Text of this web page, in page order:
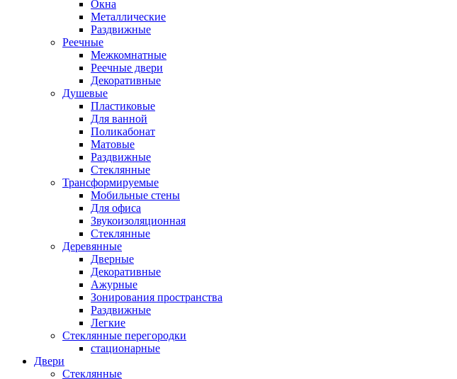
Окна
Металлические
Раздвижные
Реечные
Межкомнатные
Реечные двери
Декоративные
Душевые
Пластиковые
Для ванной
Поликабонат
Матовые
Раздвижные
Стеклянные
Трансформируемые
Мобильные стены
Для офиса
Звукоизоляционная
Стеклянные
Деревянные
Дверные
Декоративные
Ажурные
Зонирования пространства
Раздвижные
Легкие
Стеклянные перегородки
стационарные
Двери
Стеклянные